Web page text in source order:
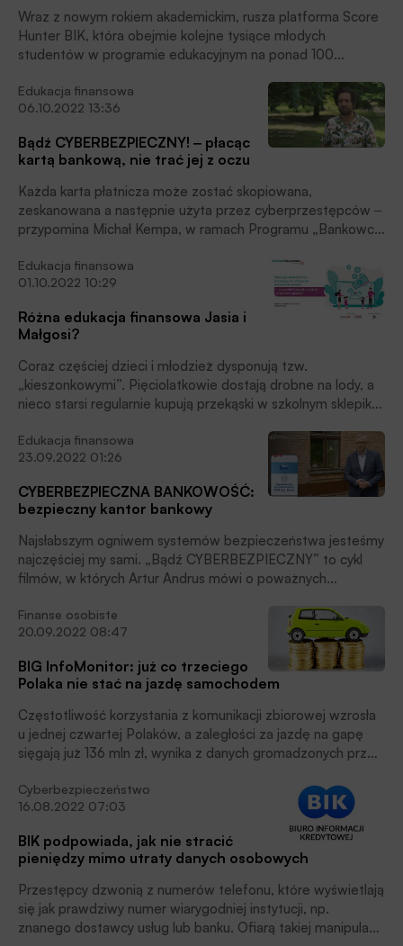
Wraz z nowym rokiem akademickim, rusza platforma Score
Hunter BIK, która obejmie kolejne tysiące młodych
studentów w programie edukacyjnym na ponad 100
podejmowania decyzji finansowych oraz ostrzega, jak nie
ulegać cyberzagrożeniom. Zaangażowanie BIK na rzecz
edukacji młodych to wieloletni program, ale także
odpowiedź na zatrważające wyniki badań. Co piąty student
nie wie, jak ochronić się przed wyłudzeniem. Tylko 30 proc.
pokolenia wchodzącego w dorosłe życie ma jakąkolwiek
wiedzę finansową. Tymczasem młodzi, którzy nie
przekroczyli jeszcze 24 lat, już zaciągnęli około 1,23 mln
przeznaczają na konsumpcję ‒ podkreślają eksperci BIK.
Edukacja finansowa
06.10.2022 13:36
Bądź CYBERBEZPIECZNY! ‒ płacąc
kartą bankową, nie trać jej z oczu
Każda karta płatnicza może zostać skopiowana,
zeskanowana a następnie użyta przez cyberprzestępców ‒
przypomina Michał Kempa, w ramach Programu „Bankowcy
Centrum Cyberbezpieczeństwa i ponad 20 bankami.
Edukacja finansowa
01.10.2022 10:29
Różna edukacja finansowa Jasia i
Małgosi?
Coraz częściej dzieci i młodzież dysponują tzw.
„kieszonkowymi”. Pięciolatkowie dostają drobne na lody, a
nieco starsi regularnie kupują przekąski w szkolnym sklepiku.
wydawaniem pieniędzy. Warto zaznaczyć, że to rodzice są
pierwszym „doradcą finansowym” swoich pociech.
Fundacja THINK! we współpracy z ING Bank Śląski zbadali,
jak przebiega socjalizacja ekonomiczna prowadzona przez
matki i ojców w polskich domach wobec córek i synów.
Edukacja finansowa
23.09.2022 01:26
CYBERBEZPIECZNA BANKOWOŚĆ:
bezpieczny kantor bankowy
Najsłabszym ogniwem systemów bezpieczeństwa jesteśmy
najczęściej my sami. „Bądź CYBERBEZPIECZNY” to cykl
filmów, w których Artur Andrus mówi o poważnych
Warto zobaczyć, warto wiedzieć!
Finanse osobiste
20.09.2022 08:47
BIG InfoMonitor: już co trzeciego
Polaka nie stać na jazdę samochodem
Częstotliwość korzystania z komunikacji zbiorowej wzrosła
u jednej czwartej Polaków, a zaległości za jazdę na gapę
sięgają już 136 mln zł, wynika z danych gromadzonych przez
Quality Watch.
Cyberbezpieczeństwo
16.08.2022 07:03
BIK podpowiada, jak nie stracić
pieniędzy mimo utraty danych osobowych
Przestępcy dzwonią z numerów telefonu, które wyświetlają
się jak prawdziwy numer wiarygodniej instytucji, np.
znanego dostawcy usług lub banku. Ofiarą takiej manipulacji